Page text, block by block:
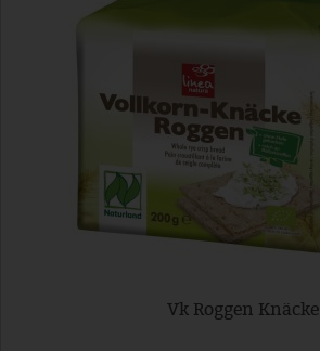
Vk Roggen Knäcke